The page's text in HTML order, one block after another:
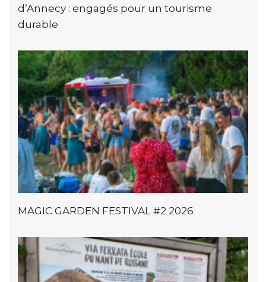
d’Annecy : engagés pour un tourisme
durable
MAGIC GARDEN FESTIVAL #2 2026